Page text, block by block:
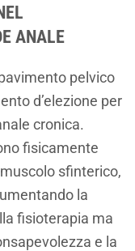
ANALE
pelvico
d’elezione per
cronica.
fisicamente
sfinterico,
la
fisioterapia ma
e la